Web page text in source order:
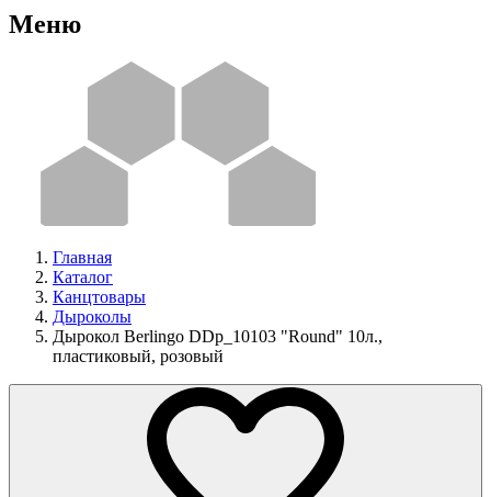
Меню
Главная
Каталог
Канцтовары
Дыроколы
Дырокол Berlingo DDp_10103 "Round" 10л.,
пластиковый, розовый